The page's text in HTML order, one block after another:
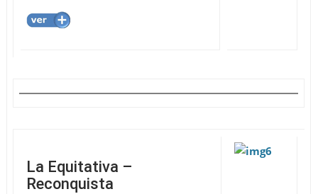
La Equitativa –
Reconquista